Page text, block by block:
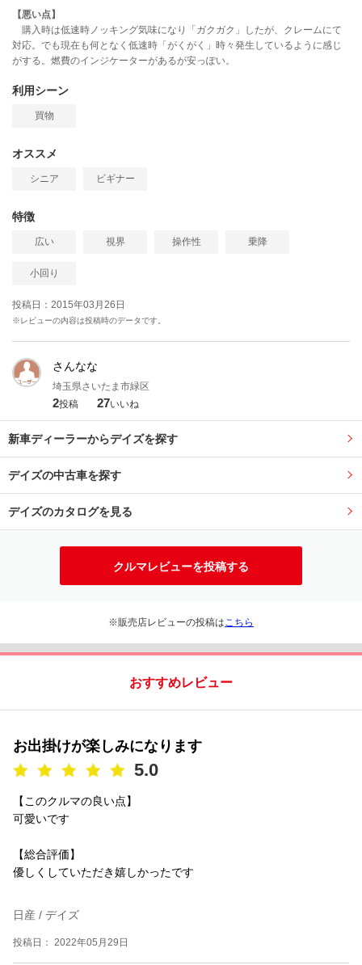
【悪い点】
購入時は低速時ノッキング気味になり「ガクガク」したが、クレームにて
対応。でも現在も何となく低速時「がくがく」時々発生しているように感じ
がする。燃費のインジケーターがあるが安っぽい。
利用シーン
買物
オススメ
シニア ビギナー
特徴
広い 視界 操作性 乗降
小回り
投稿日：2015年03月26日
※レビューの内容は投稿時のデータです。
さんなな
埼玉県さいたま市緑区
2投稿 27いいね
新車ディーラーからデイズを探す
デイズの中古車を探す
デイズのカタログを見る
クルマレビューを投稿する
※販売店レビューの投稿は こちら
おすすめレビュー
お出掛けが楽しみになります
5.0
【このクルマの良い点】
可愛いです
【総合評価】
優しくしていただき嬉しかったです
日産 / デイズ
投稿日： 2022年05月29日